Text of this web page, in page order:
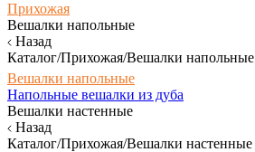
Прихожая
Вешалки напольные
Назад
Каталог/Прихожая/Вешалки напольные
Вешалки напольные
Напольные вешалки из дуба
Вешалки настенные
Назад
Каталог/Прихожая/Вешалки настенные